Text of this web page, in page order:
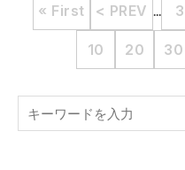
« First < PREV ... 3
10 20 30